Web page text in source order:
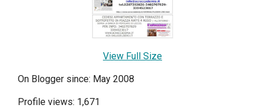
View Full Size
On Blogger since: May 2008
Profile views: 1,671